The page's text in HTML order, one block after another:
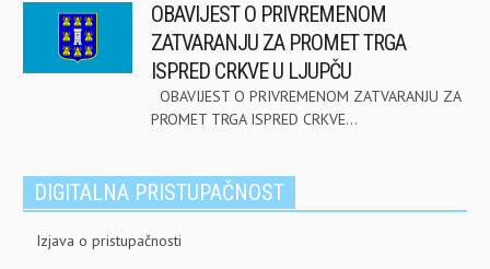
OBAVIJEST O PRIVREMENOM
ZATVARANJU ZA PROMET TRGA
ISPRED CRKVE U LJUPČU
OBAVIJEST O PRIVREMENOM ZATVARANJU ZA
PROMET TRGA ISPRED CRKVE...
DIGITALNA PRISTUPAČNOST
Izjava o pristupačnosti